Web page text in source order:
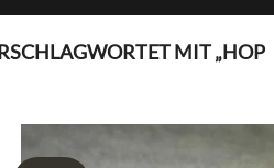
MIT „HOP